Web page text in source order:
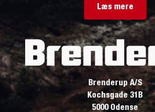
Læs mere
Brenderup A/S
Kochsgade 31B
5000 Odense